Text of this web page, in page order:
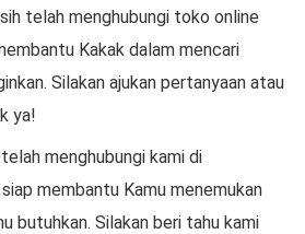
telah menghubungi toko online
Kakak dalam mencari
Silakan ajukan pertanyaan atau
ya!
menghubungi kami di
membantu Kamu menemukan
butuhkan. Silakan beri tahu kami